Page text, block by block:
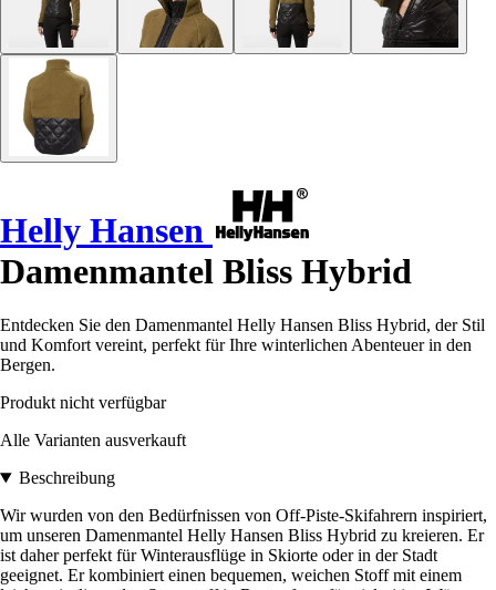
Helly Hansen
Damenmantel Bliss Hybrid
Entdecken Sie den Damenmantel Helly Hansen Bliss Hybrid, der Stil
und Komfort vereint, perfekt für Ihre winterlichen Abenteuer in den
Bergen.
Produkt nicht verfügbar
Alle Varianten ausverkauft
Beschreibung
Wir wurden von den Bedürfnissen von Off-Piste-Skifahrern inspiriert,
um unseren Damenmantel Helly Hansen Bliss Hybrid zu kreieren. Er
ist daher perfekt für Winterausflüge in Skiorte oder in der Stadt
geeignet. Er kombiniert einen bequemen, weichen Stoff mit einem